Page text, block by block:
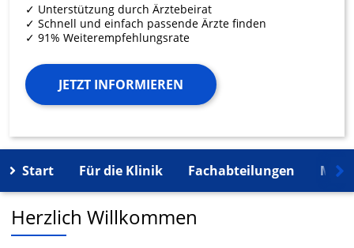
✓ Unterstützung durch Ärztebeirat
✓ Schnell und einfach passende Ärzte finden
✓ 91% Weiterempfehlungsrate
JETZT INFORMIEREN
Start Für die Klinik Fachabteilungen
Herzlich Willkommen